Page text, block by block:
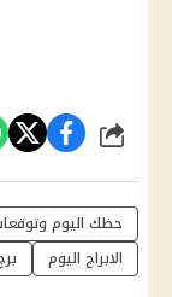
شارك
حظك اليوم
الابراج اليوم